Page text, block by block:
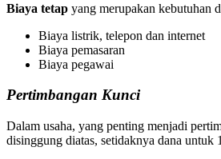
Biaya tetap yang merupakan kebutuhan
Biaya listrik, telepon dan internet
Biaya pemasaran
Biaya pegawai
Pertimbangan Kunci
Dalam usaha, yang penting menjadi
disinggung diatas, setidaknya dana untuk